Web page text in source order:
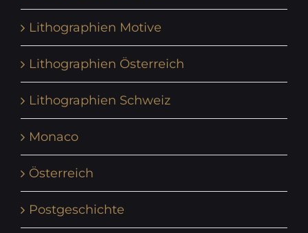
Lithographien Motive
Lithographien Österreich
Lithographien Schweiz
Monaco
Österreich
Postgeschichte